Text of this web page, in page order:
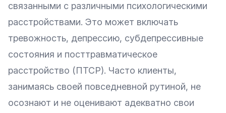
связанными с различными психологическими
расстройствами. Это может включать
тревожность, депрессию, субдепрессивные
состояния и посттравматическое
расстройство (ПТСР). Часто клиенты,
занимаясь своей повседневной рутиной, не
осознают и не оценивают адекватно свои